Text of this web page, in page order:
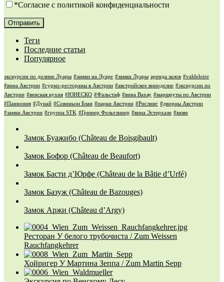
*Согласие с политикой конфиденциальности
Теги
Последние статьи
Популярное
экскурсии по долине Луары #замки на Луаре #замки Луары аренда залов #valdeloire
#вина Австрии #гурмэ-рестораны в Австрии #австрийское виноделие #экскурсии по
Австрии #венская кухня #ЮНЕСКО #Фальстаф #вина Вахау #маршруты по Австрии
#Паннония #Дунай #Совиньон Блан #парки Австрии #Рислинг #дворцы Австрии
#замки Австрии #группа STK #Грюнер Фельтлинер #вина Эстерхази #кюве
Замок Буажибо (Château de Boisgibault)
Замок Бофор (Château de Beaufort)
Замок Басти д’Юрфе (Château de la Bâtie d’Urfé)
Замок Базуж (Château de Bazouges)
Замок Аржи (Château d’Argy)
Ресторан У белого трубочиста / Zum Weissen
Rauchfangkehrer
Хойригер У Мартина Зеппа / Zum Martin Sepp